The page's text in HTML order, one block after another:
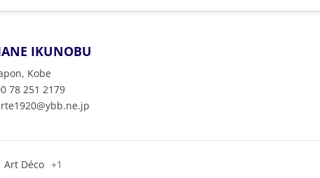
IKUNOBU
, Kobe
78 251 2179
Art Déco +1